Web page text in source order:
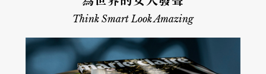
Think Smart Look Amazing